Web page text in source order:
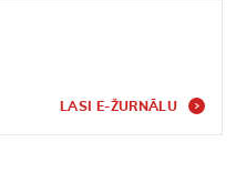
LASI E-ŽURNĀLU